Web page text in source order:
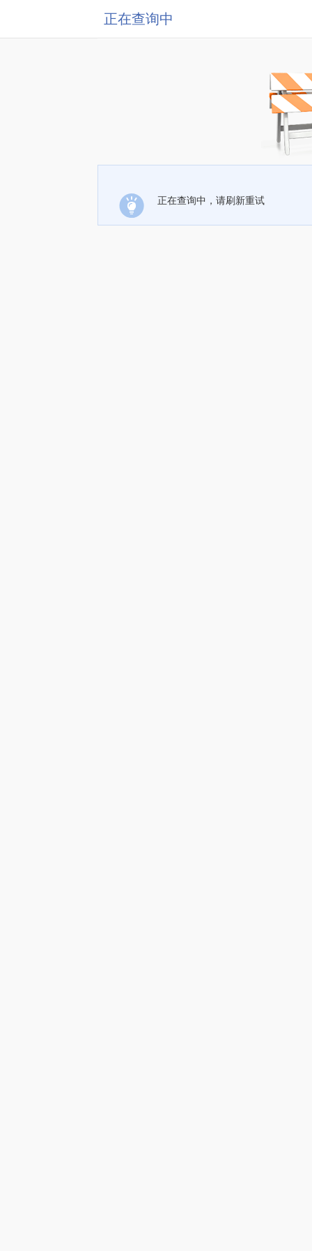
正在查询中
正在查询中，请刷新重试